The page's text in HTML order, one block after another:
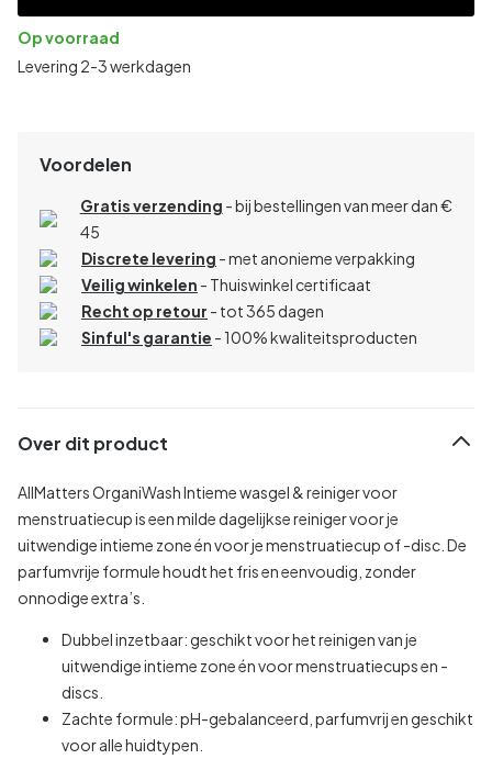
Op voorraad
Levering 2-3 werkdagen
Voordelen
Gratis verzending - bij bestellingen van meer dan €
45
Discrete levering - met anonieme verpakking
Veilig winkelen - Thuiswinkel certificaat
Recht op retour - tot 365 dagen
Sinful's garantie - 100% kwaliteitsproducten
Over dit product
AllMatters OrganiWash Intieme wasgel & reiniger voor
menstruatiecup is een milde dagelijkse reiniger voor je
uitwendige intieme zone én voor je menstruatiecup of -disc. De
parfumvrije formule houdt het fris en eenvoudig, zonder
onnodige extra’s.
Dubbel inzetbaar: geschikt voor het reinigen van je
uitwendige intieme zone én voor menstruatiecups en -
discs.
Zachte formule: pH-gebalanceerd, parfumvrij en geschikt
voor alle huidtypen.